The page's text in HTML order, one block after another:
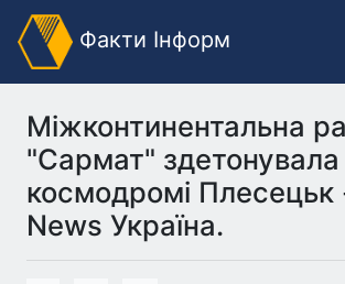
Факти Інформ
Міжконтинентальна
"Сармат" здетонувала
космодромі Плесецьк
News Україна.